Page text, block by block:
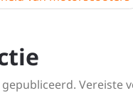
Vereiste